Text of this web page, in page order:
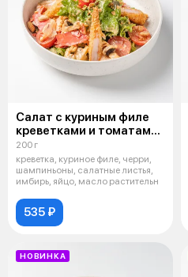
Салат с куриным филе
креветками и томатами
том ям
200 г
креветка, куриное филе, черри,
шампиньоны, салатные листья,
имбирь, яйцо, масло растительн
535 ₽
НОВИНКА